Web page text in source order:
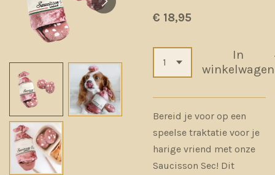
€ 18,95
In
winkelwagen
Bereid je voor op een
speelse traktatie voor je
harige vriend met onze
Saucisson Sec! Dit